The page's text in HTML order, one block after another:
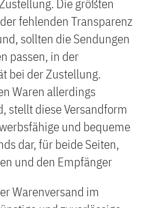
Die größten
fehlenden Transparenz
sollten die Sendungen
passen, in der
bei der Zustellung.
Waren allerdings
stellt diese Versandform
und bequeme
dar, für beide Seiten,
und den Empfänger
Warenversand im